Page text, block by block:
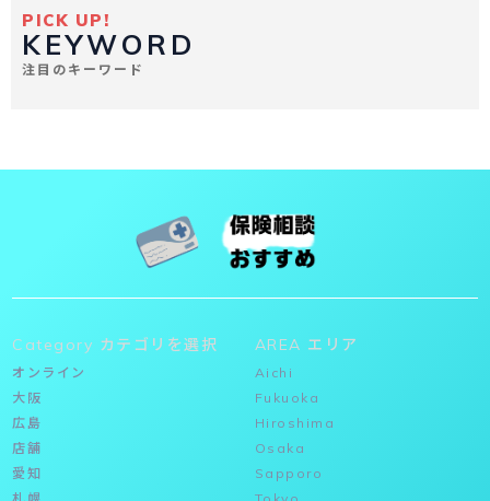
PICK UP!
KEYWORD
注目のキーワード
Category カテゴリを選択
オンライン
大阪
広島
店舗
愛知
AREA エリア
Aichi
Fukuoka
Hiroshima
Osaka
Sapporo